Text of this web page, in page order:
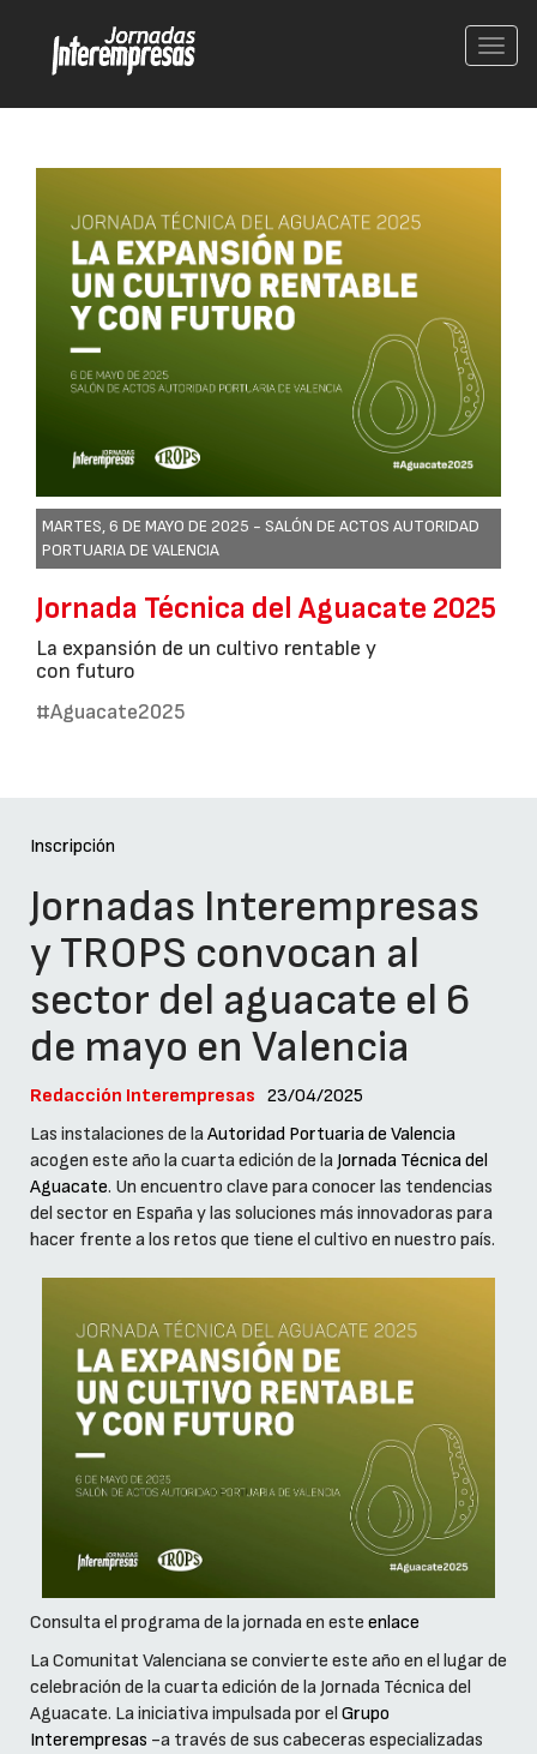
MARTES, 6 DE MAYO DE 2025 - SALÓN DE ACTOS AUTORIDAD
PORTUARIA DE VALENCIA
Jornada Técnica del Aguacate 2025
La expansión de un cultivo rentable y
con futuro
#Aguacate2025
Inscripción
Jornadas Interempresas
y TROPS convocan al
sector del aguacate el 6
de mayo en Valencia
Redacción Interempresas 23/04/2025
Las instalaciones de laAutoridad Portuaria de Valencia
acogen este año la cuarta edición de la Jornada Técnica del
Aguacate. Un encuentro clave para conocer las tendencias
del sector en España y las soluciones más innovadoras para
hacer frente a los retos que tiene el cultivo en nuestro país.
Consulta el programa de la jornada en este enlace
La Comunitat Valenciana se convierte este año en el lugar de
celebración de la cuarta edición de la Jornada Técnica del
Aguacate. La iniciativa impulsada por el Grupo
Interempresas -a través de sus cabeceras especializadas